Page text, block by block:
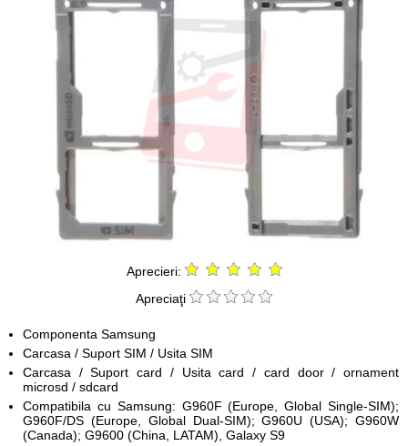
Aprecieri:
Apreciaţi
Componenta Samsung
Carcasa / Suport SIM / Usita SIM
Carcasa / Suport card / Usita card / card door / ornament
microsd / sdcard
Compatibila cu Samsung: G960F (Europe, Global Single-SIM);
G960F/DS (Europe, Global Dual-SIM); G960U (USA); G960W
(Canada); G9600 (China, LATAM), Galaxy S9